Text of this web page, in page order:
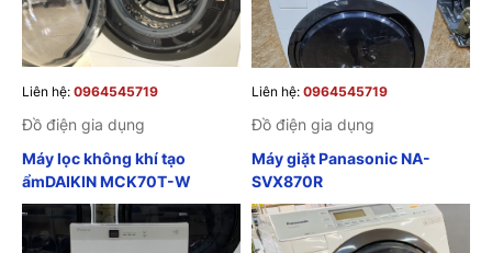
Liên hệ: 0964545719 Liên hệ: 0964545719
Đồ điện gia dụng
Máy lọc không khí tạo
ẩmDAIKIN MCK70T-W
Đồ điện gia dụng
Máy giặt Panasonic NA-
SVX870R